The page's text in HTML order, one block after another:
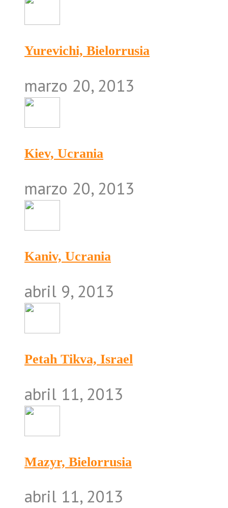
Yurevichi, Bielorrusia
marzo 20, 2013
Kiev, Ucrania
marzo 20, 2013
Kaniv, Ucrania
abril 9, 2013
Petah Tikva, Israel
abril 11, 2013
Mazyr, Bielorrusia
abril 11, 2013